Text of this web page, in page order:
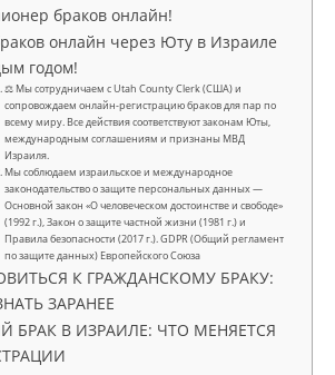
браков онлайн!
онлайн через Юту в Израиле
годом!
⚖ Мы сотрудничаем с Utah County Clerk (США) и
сопровождаем онлайн-регистрацию браков для пар по
всему миру. Все действия соответствуют законам Юты,
международным соглашениям и признаны МВД
Израиля.
Мы соблюдаем израильское и международное
законодательство о защите персональных данных —
Основной закон «О человеческом достоинстве и свободе»
(1992 г.), Закон о защите частной жизни (1981 г.) и
Правила безопасности (2017 г.). GDPR (Общий регламент
по защите данных) Европейского Союза
К ГРАЖДАНСКОМУ БРАКУ:
ЗАРАНЕЕ
БРАК В ИЗРАИЛЕ: ЧТО МЕНЯЕТСЯ